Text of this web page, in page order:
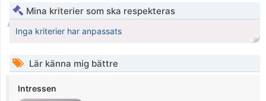
Mina kriterier som ska respekteras
Inga kriterier har anpassats
Lär känna mig bättre
Intressen